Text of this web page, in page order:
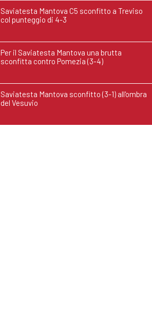
Saviatesta Mantova C5 sconfitto a Treviso
col punteggio di 4-3
Per il Saviatesta Mantova una brutta
sconfitta contro Pomezia (3-4)
Saviatesta Mantova sconfitto (3-1) all'ombra
del Vesuvio